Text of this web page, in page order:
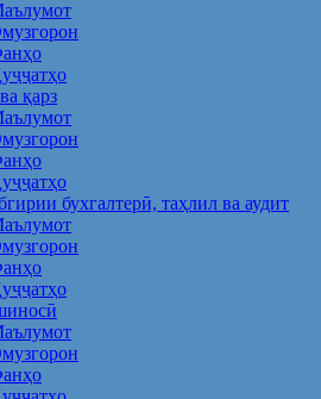
қарз
бухгалтерӣ, таҳлил ва аудит